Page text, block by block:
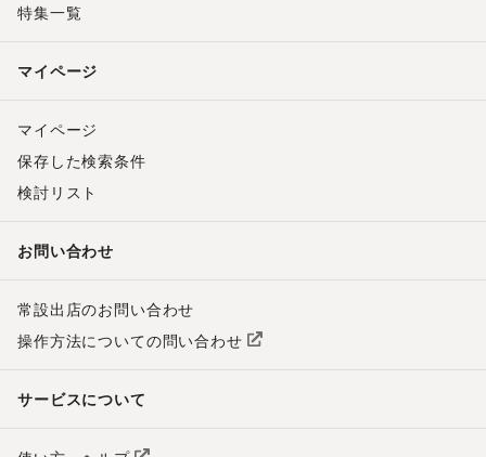
特集一覧
マイページ
マイページ
保存した検索条件
検討リスト
お問い合わせ
常設出店のお問い合わせ
操作方法についての問い合わせ
サービスについて